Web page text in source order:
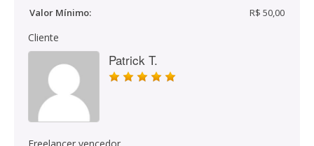
Valor Mínimo:
R$ 50,00
Cliente
Patrick T.